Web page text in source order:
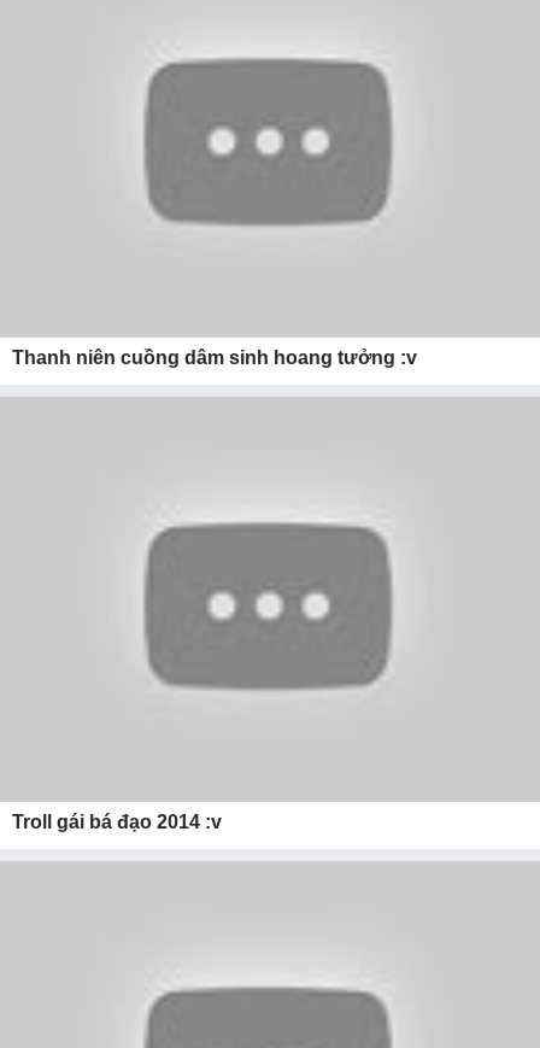
Thanh niên cuồng dâm sinh hoang tưởng :v
Troll gái bá đạo 2014 :v